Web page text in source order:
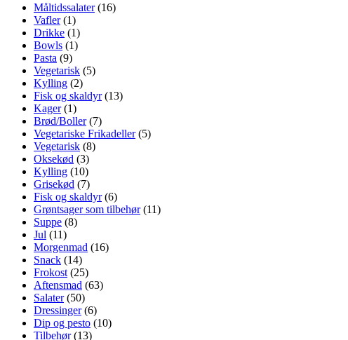
Måltidssalater(16)
Vafler(1)
Drikke (1)
Bowls (1)
Pasta (9)
Vegetarisk (5)
Kylling (2)
Fisk og skaldyr(13)
Kager(1)
Brød/Boller(7)
Vegetariske Frikadeller(5)
Vegetarisk (8)
Oksekød (3)
Kylling (10)
Grisekød (7)
Fisk og skaldyr(6)
Grøntsager som tilbehør(11)
Suppe (8)
Jul (11)
Morgenmad (16)
Snack (14)
Frokost (25)
Aftensmad (63)
Salater(50)
Dressinger(6)
Dip og pesto (10)
Tilbehør(13)